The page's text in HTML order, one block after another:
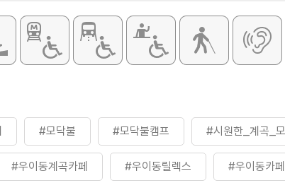
#모닥불 #모닥불캠프 #시원한_계곡_
#우이동계곡카페 #우이동릴렉스 #우이동카페